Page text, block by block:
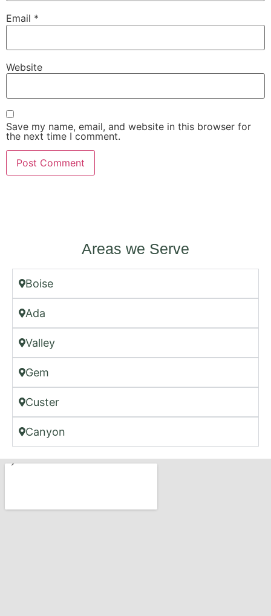
Email *
Website
Save my name, email, and website in this browser for
the next time I comment.
Areas we Serve
Boise
Ada
Valley
Gem
Custer
Canyon